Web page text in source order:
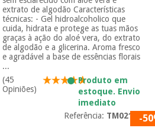
extrato de algodão Características
técnicas: - Gel hidroalcoholico que
cuida, hidrata e protege as tuas mãos
graças à ação do aloé vera, do extrato
de algodão e a glicerina. Aroma fresco
e agradável a base de essências florais
...
(45
Opiniões)
Produto em
estoque. Envio
imediato
Referência: TM02158-